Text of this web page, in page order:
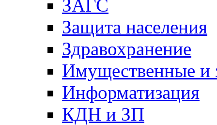
ЗАГС
Защита населения
Здравохранение
Имущественные и
Информатизация
КДН и ЗП